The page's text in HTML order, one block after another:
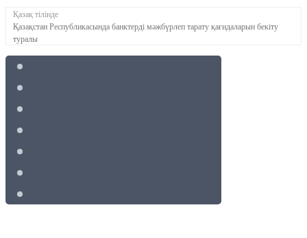
Қазақ тілінде
Қазақстан Республикасында банктерді мәжбүрлеп тарату қағидаларын бекіту
туралы